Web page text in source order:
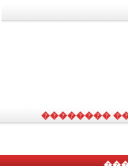
��������